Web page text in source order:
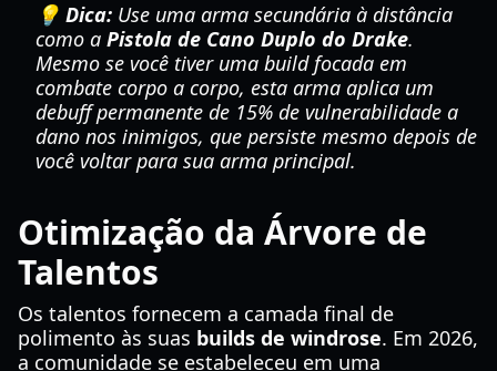
💡 Dica: Use uma arma secundária à distância
como a Pistola de Cano Duplo do Drake.
Mesmo se você tiver uma build focada em
combate corpo a corpo, esta arma aplica um
debuff permanente de 15% de vulnerabilidade a
dano nos inimigos, que persiste mesmo depois de
você voltar para sua arma principal.
Otimização da Árvore de
Talentos
Os talentos fornecem a camada final de
polimento às suas builds de windrose. Em 2026,
a comunidade se estabeleceu em uma